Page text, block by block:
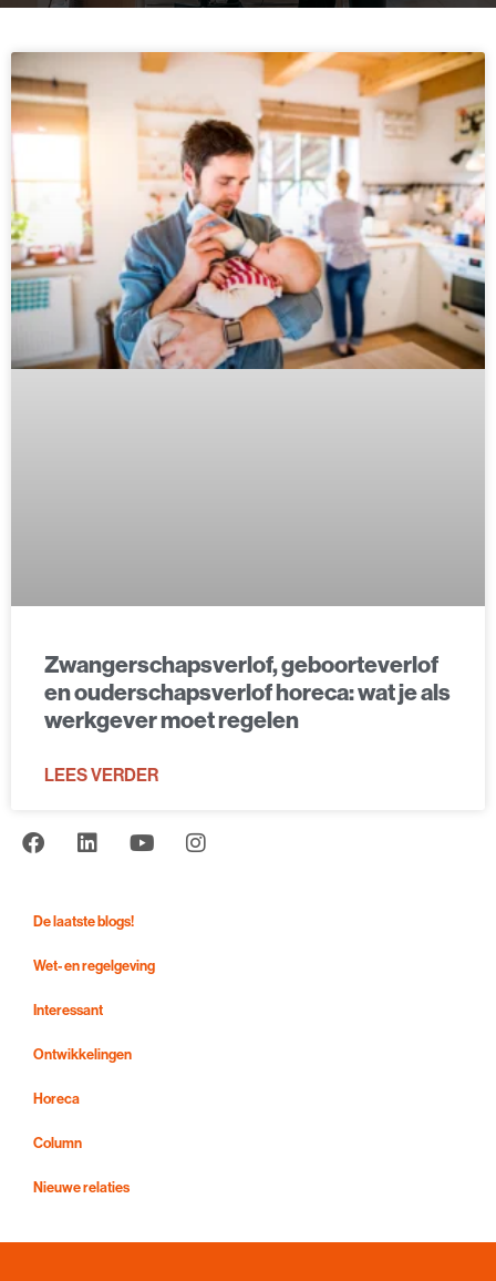
Zwangerschapsverlof, geboorteverlof
en ouderschapsverlof horeca: wat je als
werkgever moet regelen
LEES VERDER
De laatste blogs!
Wet- en regelgeving
Interessant
Ontwikkelingen
Horeca
Column
Nieuwe relaties